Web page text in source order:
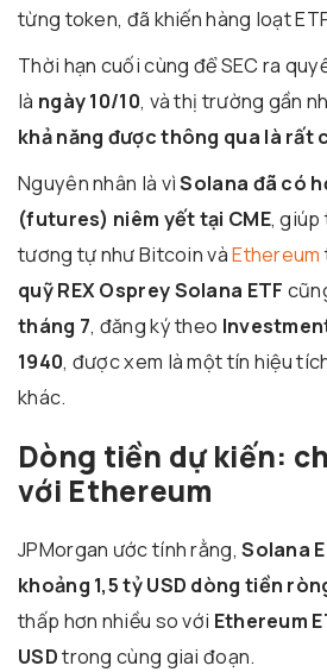
từng token, đã khiến hàng loạt
Thời hạn cuối cùng để SEC ra
là ngày 10/10, và thị trường gần
khả năng được thông qua là rất
Nguyên nhân là vìSolana đã có
(futures) niêm yết tại CME, giúp
tương tự như Bitcoin vàEthereum
quỹ REX Osprey Solana ETF
tháng 7, đăng ký theo
1940, được xem là một tín hiệu
khác.
Dòng tiền dự kiến:
với Ethereum
JPMorgan ước tính rằng,Solana
khoảng 1,5 tỷ USD dòng tiền
thấp hơn nhiều so với Ethereum
USDtrong cùng giai đoạn.